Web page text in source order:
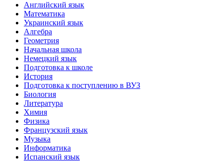
Английский язык
Математика
Украинский язык
Алгебра
Геометрия
Начальная школа
Немецкий язык
Подготовка к школе
История
Подготовка к поступлению в ВУЗ
Биология
Литература
Химия
Физика
Французский язык
Музыка
Информатика
Испанский язык